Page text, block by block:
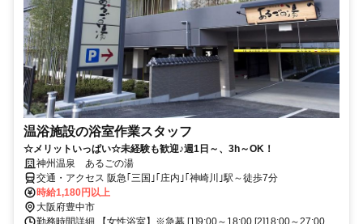
温浴施設の浴室作業スタッフ
☆メリットいっぱい☆未経験も歓迎♪週1日～、3h～OK！
神州温泉 あるごの湯
交通・アクセス 阪急｢三国｣｢庄内｣｢神崎川｣駅～徒歩7分
時給1,180円以上
大阪府豊中市
勤務時間詳細 【女性浴室】※急募 [1]9:00～18:00 [2]18:00～27:00